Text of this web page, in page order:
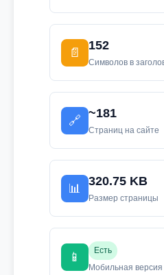
📄
152
Символов в
🔗
~181
Страниц на сайте
📊
320.75 KB
Размер страницы
📱
Есть
Мобильная версия